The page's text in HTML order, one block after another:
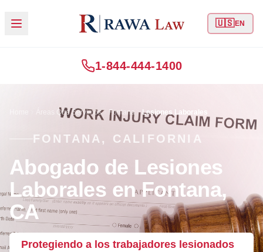
🇺🇸EN
1-844-444-1400
Áreas Que Servimos Fontana Lesiones Laborales
FONTANA, CALIFORNIA
Abogado de Lesiones
Laborales en Fontana,
CA
Protegiendo a los trabajadores lesionados